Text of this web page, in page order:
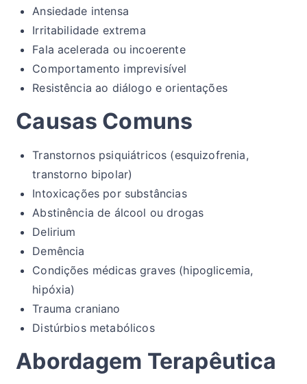
Ansiedade intensa
Irritabilidade extrema
Fala acelerada ou incoerente
Comportamento imprevisível
Resistência ao diálogo e orientações
Causas Comuns
Transtornos psiquiátricos (esquizofrenia,
transtorno bipolar)
Intoxicações por substâncias
Abstinência de álcool ou drogas
Delirium
Demência
Condições médicas graves (hipoglicemia,
hipóxia)
Trauma craniano
Distúrbios metabólicos
Abordagem Terapêutica